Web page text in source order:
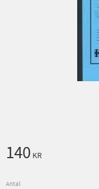
140 KR
Antal